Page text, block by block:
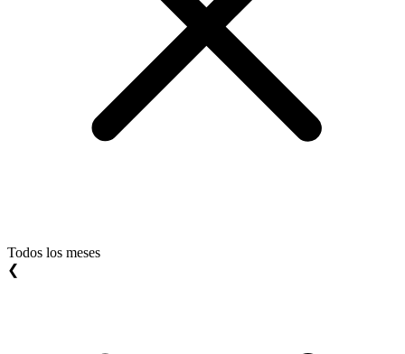
Todos los meses
❮